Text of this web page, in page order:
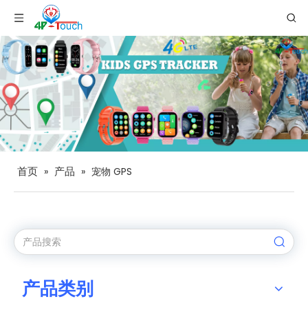
首页 » 产品 » 宠物 GPS
产品类别